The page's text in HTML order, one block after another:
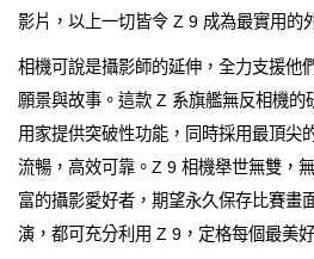
影片，以上一切皆令 Z 9 成為最實用的
相機可說是攝影師的延伸，全力支援他
願景與故事。這款 Z 系旗艦無反相機的
用家提供突破性功能，同時採用最頂尖
流暢，高效可靠。Z 9 相機舉世無雙，
富的攝影愛好者，期望永久保存比賽畫
演，都可充分利用 Z 9，定格每個最美